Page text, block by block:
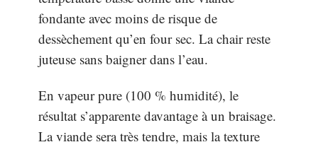
fondante avec moins de risque de
dessèchement qu’en four sec. La chair reste
juteuse sans baigner dans l’eau.
En vapeur pure (100 % humidité), le
résultat s’apparente davantage à un braisage.
La viande sera très tendre, mais la texture